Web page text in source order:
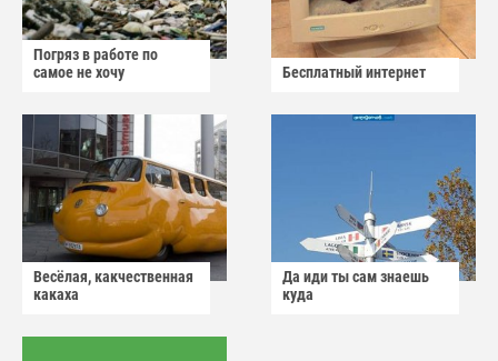
Погряз в работе по
самое не хочу
Бесплатный интернет
Весёлая, какчественная
какаха
Да иди ты сам знаешь
куда